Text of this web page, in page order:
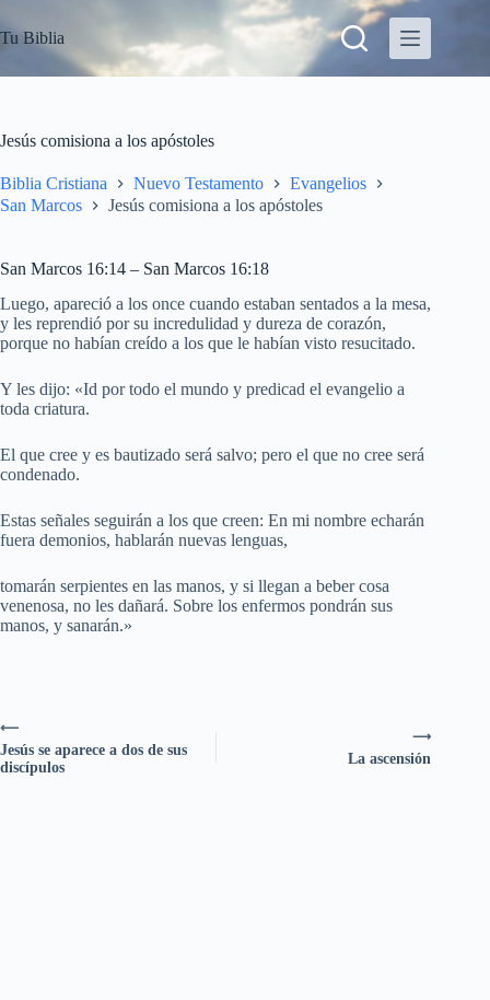
a
t
a
c
n
n
d
o
Tu Biblia
Jesús comisiona a los apóstoles
Biblia Cristiana Nuevo Testamento
Evangelios
San Marcos
Jesús comisiona a los apóstoles
San Marcos 16:14 – San Marcos 16:18
Luego, apareció a los once cuando estaban sentados a la mesa,
y les reprendió por su incredulidad y dureza de corazón,
porque no habían creído a los que le habían visto resucitado.
Y les dijo: «Id por todo el mundo y predicad el evangelio a
toda criatura.
El que cree y es bautizado será salvo; pero el que no cree será
condenado.
Estas señales seguirán a los que creen: En mi nombre echarán
fuera demonios, hablarán nuevas lenguas,
tomarán serpientes en las manos, y si llegan a beber cosa
venenosa, no les dañará. Sobre los enfermos pondrán sus
manos, y sanarán.»
⟶
La ascensión
⟵
Jesús se aparece a dos de sus
discípulos